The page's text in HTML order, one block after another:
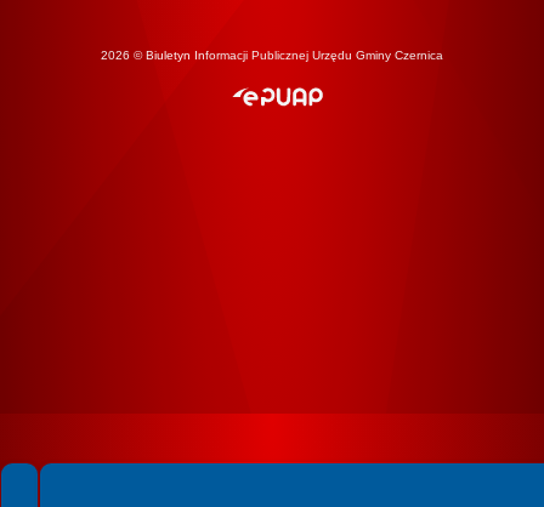
2026 © Biuletyn Informacji Publicznej Urzędu Gminy Czernica
Spełniamy standardy WCAG 2.2
Spełniamy standardy W3C